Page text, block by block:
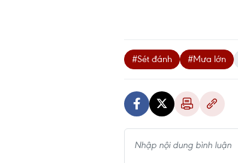
#Sét đánh #Mưa lớn